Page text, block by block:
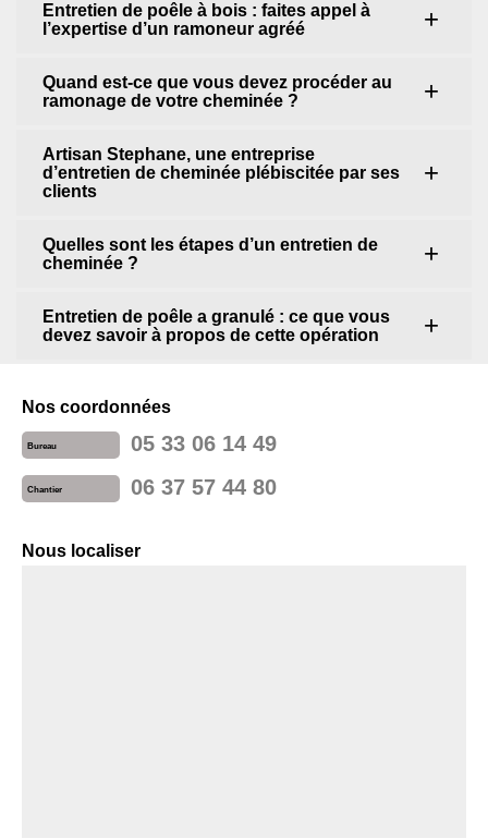
Entretien de poêle à bois : faites appel à
l’expertise d’un ramoneur agréé
Quand est-ce que vous devez procéder au
ramonage de votre cheminée ?
Artisan Stephane, une entreprise
d’entretien de cheminée plébiscitée par ses
clients
Quelles sont les étapes d’un entretien de
cheminée ?
Entretien de poêle a granulé : ce que vous
devez savoir à propos de cette opération
Nos coordonnées
Bureau 05 33 06 14 49
Chantier 06 37 57 44 80
Nous localiser